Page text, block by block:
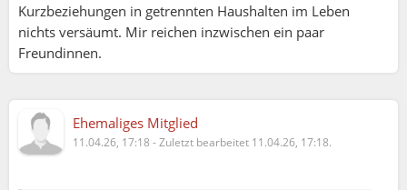
Kurzbeziehungen in getrennten Haushalten im Leben
nichts versäumt. Mir reichen inzwischen ein paar
Freundinnen.
Ehemaliges Mitglied
11.04.26, 17:18 -Zuletzt bearbeitet 11.04.26, 17:18.
liz:
doch permanent einen Mann um mich haben, kann